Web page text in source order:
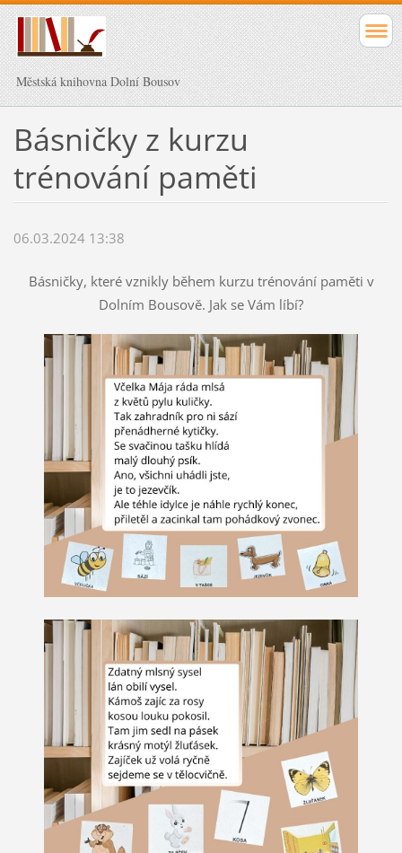
Městská knihovna Dolní Bousov
Básničky z kurzu
trénování paměti
06.03.2024 13:38
Básničky, které vznikly během kurzu trénování paměti v
Dolním Bousově. Jak se Vám líbí?